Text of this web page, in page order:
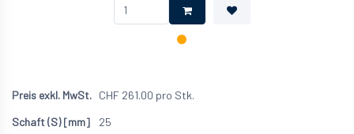
CHF 261.00 pro Stk.
25